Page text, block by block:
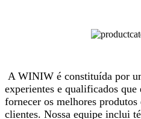
A WINIW é constituída por
experientes e qualificados que
fornecer os melhores produtos
clientes. Nossa equipe inclui